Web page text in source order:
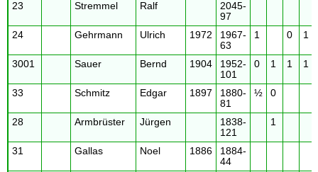
23 Stremmel Ralf
2045-
97
24
Gehrmann Ulrich 1972
1967-
63
1 0 1
3001 Sauer Bernd 1904
1952-
101
0 1 1 1
33 Schmitz Edgar 1897
1880-
81
½ 0
28 Armbrüster Jürgen
1838-
121
1
31 Gallas Noel 1886
1884-
44